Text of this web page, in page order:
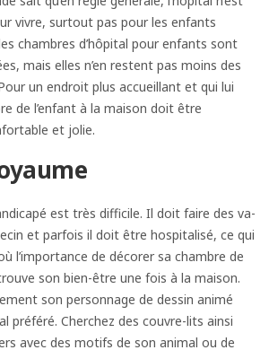
vivre, surtout pas pour les enfants
chambres d’hôpital pour enfants sont
mais elles n’en restent pas moins des
un endroit plus accueillant et qui lui
de l’enfant à la maison doit être
et jolie.
est très difficile. Il doit faire des va-
et parfois il doit être hospitalisé, ce qui
l’importance de décorer sa chambre de
son bien-être une fois à la maison.
son personnage de dessin animé
préféré. Cherchez des couvre-lits ainsi
avec des motifs de son animal ou de